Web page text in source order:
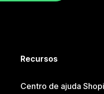
Recursos
Centro de ajuda